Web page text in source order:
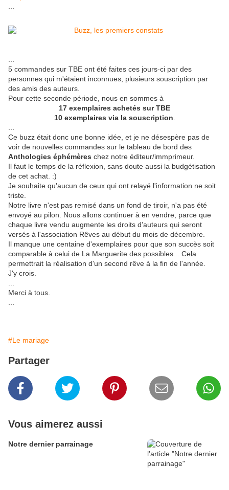
5 commandes sur TBE ont été faites ces jours-ci par des
personnes qui m'étaient inconnues, plusieurs souscription par
des amis des auteurs.
Pour cette seconde période, nous en sommes à
17 exemplaires achetés sur TBE
10 exemplaires via la souscription
Ce buzz était donc une bonne idée, et je ne désespère pas de
voir de nouvelles commandes sur le tableau de bord des
Anthologies éphémères chez notre éditeur/immprimeur.
Il faut le temps de la réflexion, sans doute aussi la budgétisation
de cet achat. :)
Je souhaite qu'aucun de ceux qui ont relayé l'information ne soit
triste.
Notre livre n'est pas remisé dans un fond de tiroir, n'a pas été
envoyé au pilon. Nous allons continuer à en vendre, parce que
chaque livre vendu augmente les droits d'auteurs qui seront
versés à l'association Rêves au début du mois de décembre.
Il manque une centaine d'exemplaires pour que son succès soit
comparable à celui de La Marguerite des possibles... Cela
permettrait la réalisation d'un second rêve à la fin de l'année.
J'y crois.
Merci à tous.
#Le mariage
Partager
Vous aimerez aussi
Notre dernier parrainage